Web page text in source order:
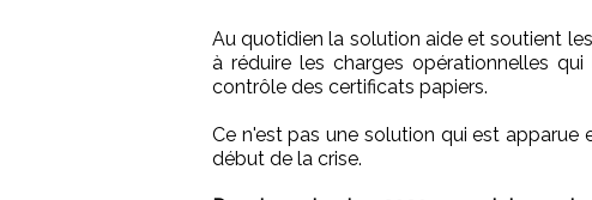
Au quotidien la solution aide et soutient
à réduire les charges opérationnelles
contrôle des certificats papiers.
Ce n'est pas une solution qui est apparue
début de la crise.